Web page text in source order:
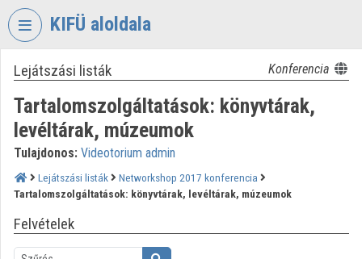
Fejléc kihagyása
KIFÜ aloldala
VIDEOTORIUM
KORMÁNYZATI
INFORMATIKAI
FEJLESZTÉSI
ÜGYNÖKSÉG
Intézményi kezdőlap
Bejelentkezés
Lejátszási listák Konferencia
Tartalomszolgáltatások: könyvtárak,
levéltárak, múzeumok
Tulajdonos: Videotorium admin
Lejátszási listák
Networkshop 2017 konferencia
Tartalomszolgáltatások: könyvtárak, levéltárak, múzeumok
Felvételek